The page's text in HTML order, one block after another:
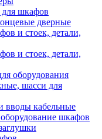
шкафов
дверные
и стоек, детали,
и стоек, детали,
оборудования
шасси для
вводы кабельные
шкафов